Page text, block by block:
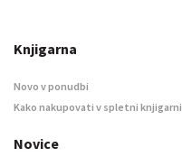
Knjigarna
Novo v ponudbi
Kako nakupovati v spletni knjigarni
Novice